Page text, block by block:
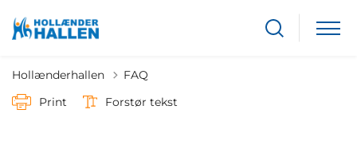
Hollænderhallen
FAQ
Print
Forstør tekst